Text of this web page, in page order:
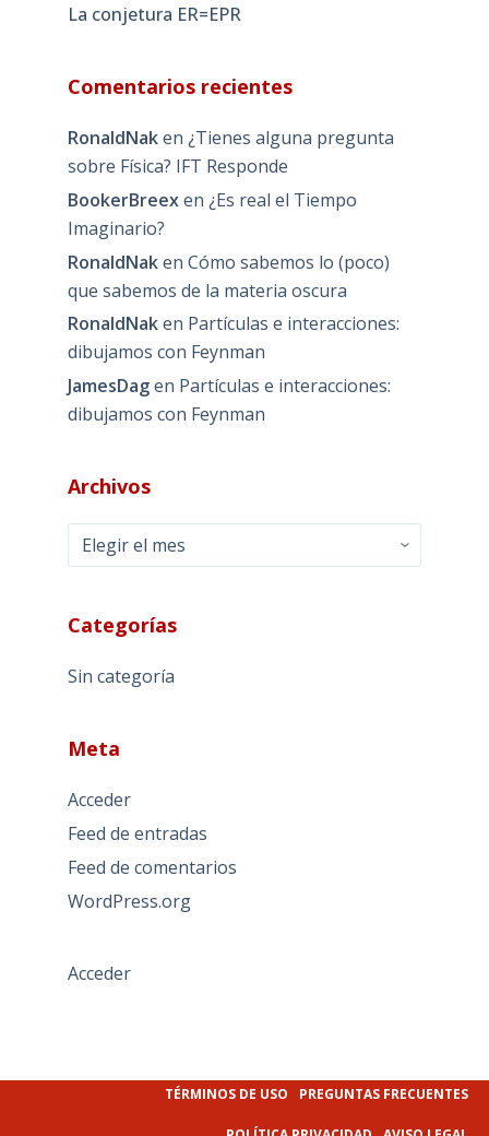
La conjetura ER=EPR
Comentarios recientes
RonaldNaken ¿Tienes alguna pregunta
sobre Física? IFT Responde
BookerBreexen ¿Es real el Tiempo
Imaginario?
RonaldNaken Cómo sabemos lo (poco)
que sabemos de la materia oscura
RonaldNaken Partículas e interacciones:
dibujamos con Feynman
JamesDagen Partículas e interacciones:
dibujamos con Feynman
Archivos
Archivos
Categorías
Sin categoría
Meta
Acceder
Feed de entradas
Feed de comentarios
WordPress.org
Acceder
TÉRMINOS DE USO PREGUNTAS FRECUENTES